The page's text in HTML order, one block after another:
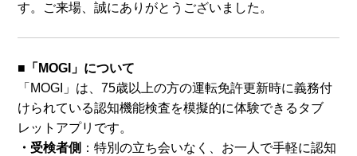
す。ご来場、誠にありがとうございました。
■「MOGI」について
「MOGI」は、75歳以上の方の運転免許更新時に義務付
けられている認知機能検査を模擬的に体験できるタブ
レットアプリです。
・受検者側 ：特別の立ち会いなく、お一人で手軽に認知